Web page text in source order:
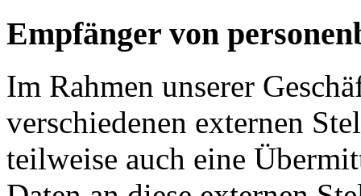
Empfänger von
Im Rahmen unserer
verschiedenen externen
teilweise auch eine